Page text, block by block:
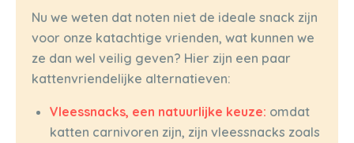
Nu we weten dat noten niet de ideale snack zijn
voor onze katachtige vrienden, wat kunnen we
ze dan wel veilig geven? Hier zijn een paar
kattenvriendelijke alternatieven:
Vleessnacks, een natuurlijke keuze: omdat
katten carnivoren zijn, zijn vleessnacks zoals